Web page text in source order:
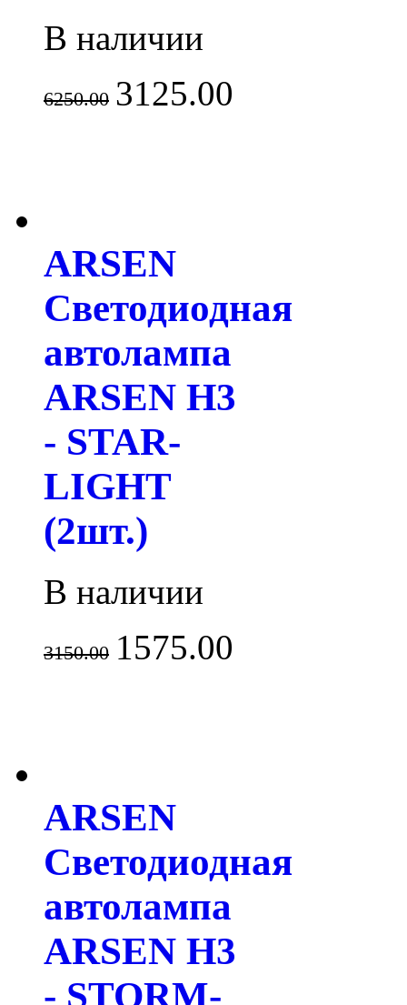
В наличии
6250.00 3125.00
ARSEN
Светодиодная
автолампа
ARSEN H3
- STAR-
LIGHT
(2шт.)
В наличии
3150.00 1575.00
ARSEN
Светодиодная
автолампа
ARSEN H3
- STORM-